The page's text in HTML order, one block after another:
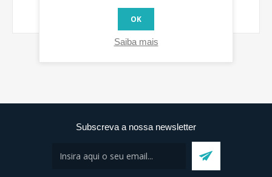
Subscreva a nossa newsletter
OK
Saiba mais